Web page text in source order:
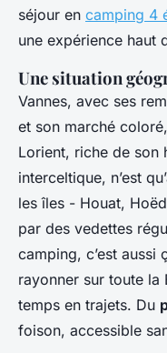
séjour en camping 4
une expérience haut
Une situation
Vannes, avec ses
et son marché
Lorient, riche de son
interceltique, n’est
les îles - Houat,
par des vedettes
camping, c’est
rayonner sur toute la
temps en trajets. Du
foison, accessible